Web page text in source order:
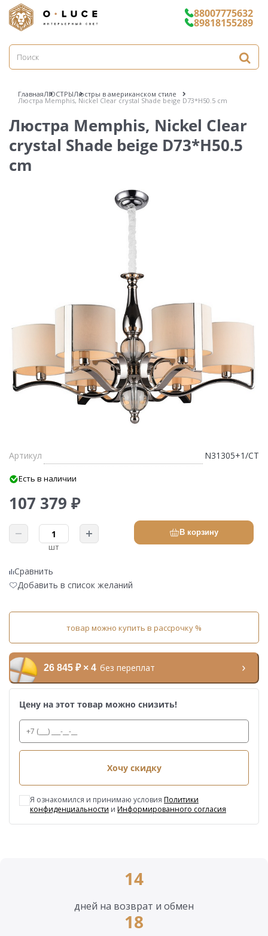
88007775632
89818155289
ГлавнаяЛЮСТРЫЛюстры в американском стиле
Люстра Memphis, Nickel Clear crystal Shade beige D73*H50.5 cm
Люстра Memphis, Nickel Clear
crystal Shade beige D73*H50.5
cm
Артикул N31305+1/CT
Есть в наличии
107 379 ₽
шт
В корзину
Сравнить
Добавить в список желаний
товар можно купить в рассрочку %
26 845 ₽ × 4 без переплат
Цену на этот товар можно снизить!
Хочу скидку
Я ознакомился и принимаю условия Политики
конфиденциальности и Информированного согласия
14
дней на возврат и обмен
18